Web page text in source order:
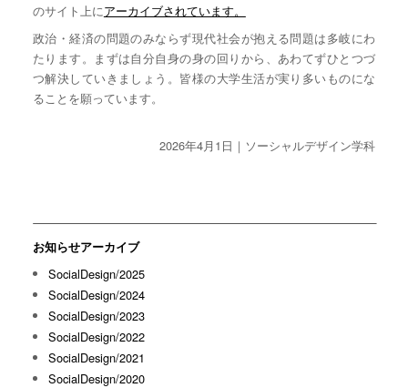
のサイト上にアーカイブされています。
政治・経済の問題のみならず現代社会が抱える問題は多岐にわ
たります。まずは自分自身の身の回りから、あわてずひとつづ
つ解決していきましょう。皆様の大学生活が実り多いものにな
ることを願っています。
2026年4月1日｜ソーシャルデザイン学科
お知らせアーカイブ
SocialDesign/2025
SocialDesign/2024
SocialDesign/2023
SocialDesign/2022
SocialDesign/2021
SocialDesign/2020